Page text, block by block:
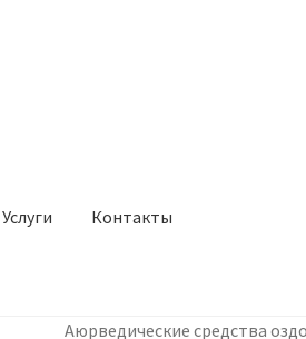
Услуги Контакты
Аюрведические средства